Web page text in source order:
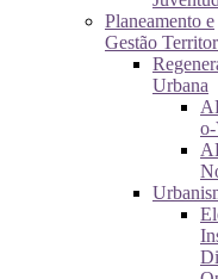
Planeamento e
Gestão
Urbana